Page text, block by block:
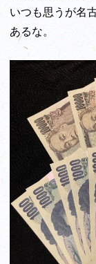
いつも思うが名
あるな。